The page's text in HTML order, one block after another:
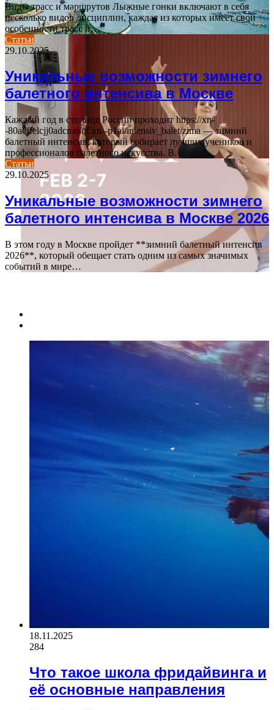
Виды трасс и маршрутов Лыжные гонки включают в себя
несколько видов дисциплин, каждая из которых имеет свои
особенности трасс и…
Статьи
29.10.2025
Уникальные возможности зимнего
балетного интенсива в Москве
Каждый год в столице России проходит https://xn-
-80aeffelcjj0adcmoiqf.xn--p1ai/intensiv_balet/zima — зимний
балетный интенсив, который собирает лучших учеников и
профессионалов балетного искусства. В…
Статьи
29.10.2025
Уникальные возможности зимнего
балетного интенсива в Москве 2026
В этом году в Москве пройдет **зимний балетный интенсив
2026**, который обещает стать одним из самых значимых
событий в мире…
18.11.2025
284
Что такое школа фридайвинга и
её основные направления